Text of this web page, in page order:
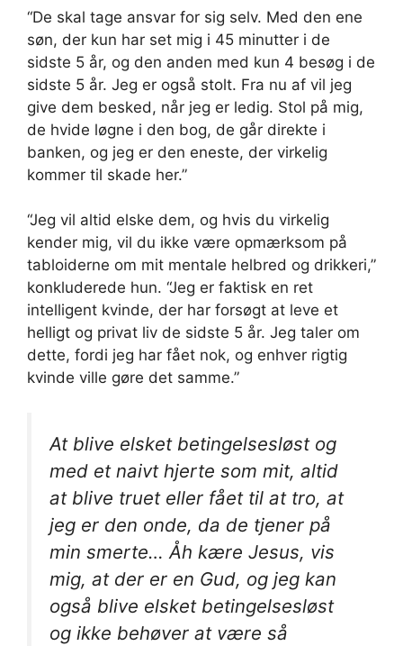
“De skal tage ansvar for sig selv. Med den ene
søn, der kun har set mig i 45 minutter i de
sidste 5 år, og den anden med kun 4 besøg i de
sidste 5 år. Jeg er også stolt. Fra nu af vil jeg
give dem besked, når jeg er ledig. Stol på mig,
de hvide løgne i den bog, de går direkte i
banken, og jeg er den eneste, der virkelig
kommer til skade her.”
“Jeg vil altid elske dem, og hvis du virkelig
kender mig, vil du ikke være opmærksom på
tabloiderne om mit mentale helbred og drikkeri,”
konkluderede hun. “Jeg er faktisk en ret
intelligent kvinde, der har forsøgt at leve et
helligt og privat liv de sidste 5 år. Jeg taler om
dette, fordi jeg har fået nok, og enhver rigtig
kvinde ville gøre det samme.”
At blive elsket betingelsesløst og
med et naivt hjerte som mit, altid
at blive truet eller fået til at tro, at
jeg er den onde, da de tjener på
min smerte… Åh kære Jesus, vis
mig, at der er en Gud, og jeg kan
også blive elsket betingelsesløst
og ikke behøver at være så